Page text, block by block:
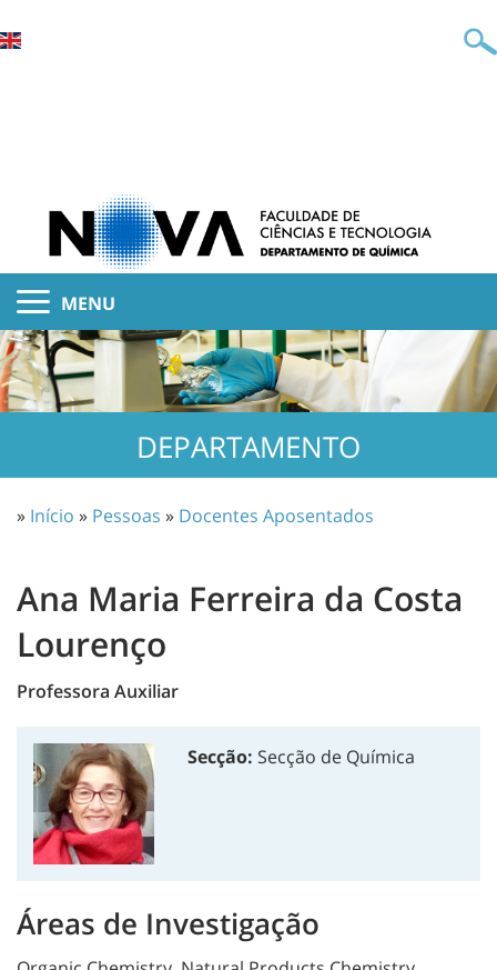
MENU
DEPARTAMENTO
» Início » Pessoas » Docentes Aposentados
Ana Maria Ferreira da Costa
Lourenço
Professora Auxiliar
Secção: Secção de Química
Áreas de Investigação